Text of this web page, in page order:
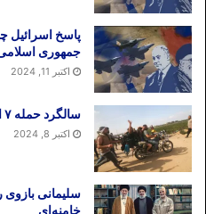
پاسخ اسرائیل
جمهوری
اکتبر 11, 2024
سالگرد حمله ۷ اکتبر
اکتبر 8, 2024
سلیمانی
خامنه‌ای